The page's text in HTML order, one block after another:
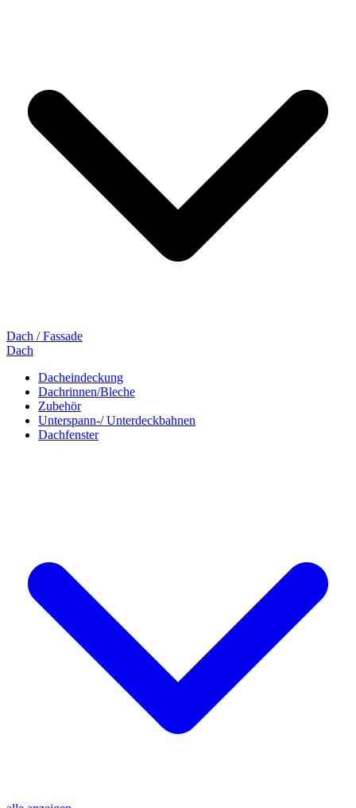
Dach / Fassade
Dach
Dacheindeckung
Dachrinnen/Bleche
Zubehör
Unterspann-/ Unterdeckbahnen
Dachfenster